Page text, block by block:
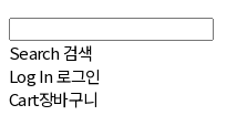
Search 검색
Log In로그인
Cart장바구니